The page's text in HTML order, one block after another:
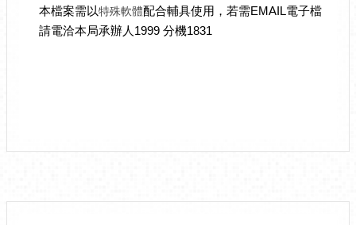
本檔案需以特殊軟體配合輔具使用，若需EMAIL電子檔
請電洽本局承辦人1999 分機1831